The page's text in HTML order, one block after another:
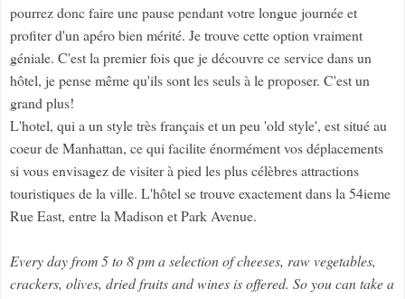
pourrez donc faire une pause pendant votre longue journée et
profiter d'un apéro bien mérité. Je trouve cette option vraiment
géniale. C'est la premier fois que je découvre ce service dans un
hôtel, je pense même qu'ils sont les seuls à le proposer. C'est un
grand plus!
L'hotel, qui a un style très français et un peu 'old style', est situé au
coeur de Manhattan, ce qui facilite énormément vos déplacements
si vous envisagez de visiter à pied les plus célèbres attractions
touristiques de la ville. L'hôtel se trouve exactement dans la 54ieme
Rue East, entre la Madison et Park Avenue.
Every day from 5 to 8 pm a selection of cheeses, raw vegetables,
crackers, olives, dried fruits and wines is offered. So you can take a